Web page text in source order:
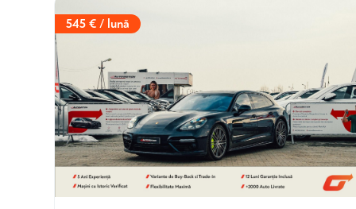
545 € / lună